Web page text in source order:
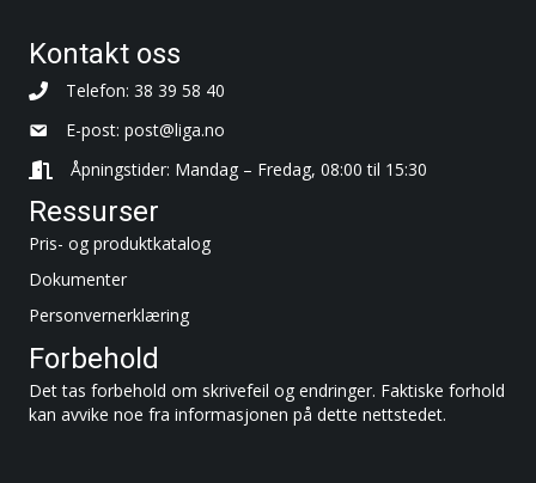
Kontakt oss
Telefon: 38 39 58 40
E-post: post@liga.no
Åpningstider: Mandag – Fredag, 08:00 til 15:30
Ressurser
Pris- og produktkatalog
Dokumenter
Personvernerklæring
Forbehold
Det tas forbehold om skrivefeil og endringer. Faktiske forhold
kan avvike noe fra informasjonen på dette nettstedet.